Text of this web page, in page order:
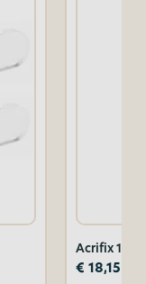
Acrifix 192:
€ 18,15